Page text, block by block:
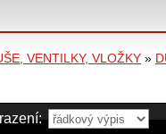
VENTILKY, VLOŽKY »